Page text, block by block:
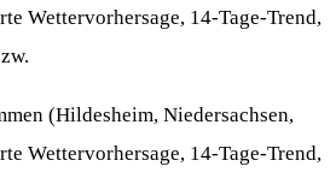
Wettervorhersage, 14-Tage-Trend,
(Hildesheim, Niedersachsen,
Wettervorhersage, 14-Tage-Trend,